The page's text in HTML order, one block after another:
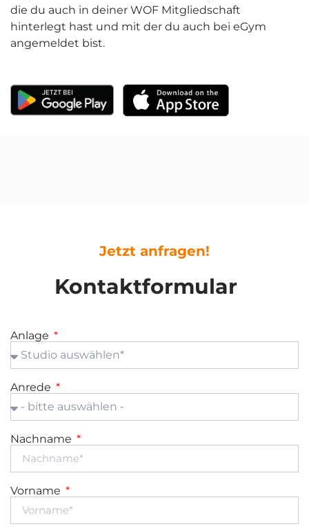
die du auch in deiner WOF Mitgliedschaft
hinterlegt hast und mit der du auch bei eGym
angemeldet bist.
Jetzt anfragen!
Kontaktformular
Anlage
Anrede
Nachname
Vorname